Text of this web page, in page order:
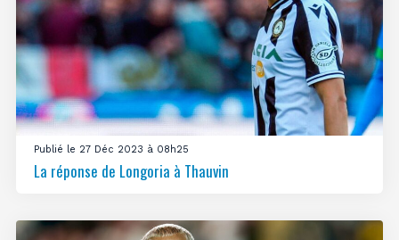
Publié le 27 Déc 2023 à 08h25
La réponse de Longoria à Thauvin